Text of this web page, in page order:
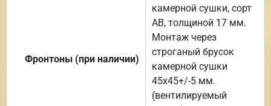
Фронтоны (при наличии)
камерной сушки, сорт
АВ, толщиной 17 мм.
Монтаж через
строганый брусок
камерной сушки
45х45+/-5 мм.
(вентилируемый